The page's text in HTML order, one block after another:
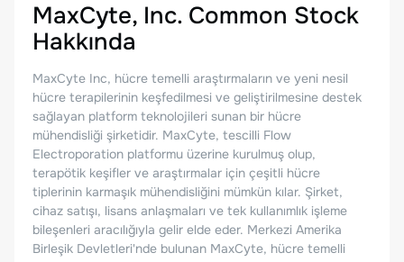
MaxCyte, Inc. Common Stock
Hakkında
MaxCyte Inc, hücre temelli araştırmaların ve yeni nesil
hücre terapilerinin keşfedilmesi ve geliştirilmesine destek
sağlayan platform teknolojileri sunan bir hücre
mühendisliği şirketidir. MaxCyte, tescilli Flow
Electroporation platformu üzerine kurulmuş olup,
terapötik keşifler ve araştırmalar için çeşitli hücre
tiplerinin karmaşık mühendisliğini mümkün kılar. Şirket,
cihaz satışı, lisans anlaşmaları ve tek kullanımlık işleme
bileşenleri aracılığıyla gelir elde eder. Merkezi Amerika
Birleşik Devletleri'nde bulunan MaxCyte, hücre temelli